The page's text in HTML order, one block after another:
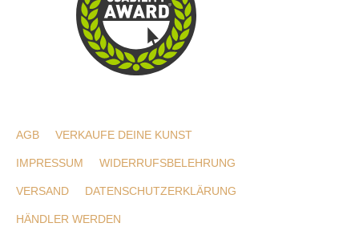
AGB VERKAUFE DEINE KUNST
IMPRESSUM WIDERRUFSBELEHRUNG
VERSAND DATENSCHUTZERKLÄRUNG
HÄNDLER WERDEN